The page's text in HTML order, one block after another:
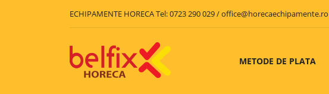
ECHIPAMENTE HORECA Tel: 0723 290 029 / office@horecaechipamente.ro
METODE DE PLATA